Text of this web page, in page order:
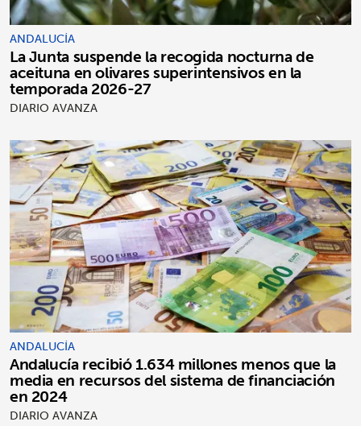
ANDALUCÍA
La Junta suspende la recogida nocturna de
aceituna en olivares superintensivos en la
temporada 2026-27
DIARIO AVANZA
ANDALUCÍA
Andalucía recibió 1.634 millones menos que la
media en recursos del sistema de financiación
en 2024
DIARIO AVANZA